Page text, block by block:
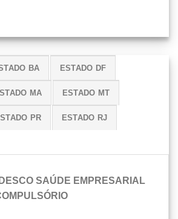
BA ESTADO DF
MA ESTADO MT
PR ESTADO RJ
SAÚDE EMPRESARIAL